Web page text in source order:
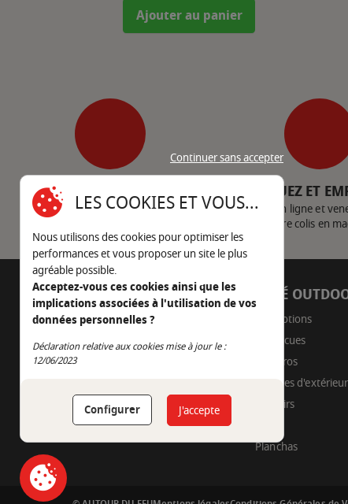
Ajouter au panier
SERVICE CLIENT
Nous contacter
CLIQUEZ ET
Achetez en ligne et
votre colis en
AUTOUR DU FEU
05 45 22 98 09
Nous envoyer un e-mail
CÔTÉ
Promotions
Barbecues
Braseros
Cuisines d'extérieur
Fumoirs
Planchas
Continuer sans accepter
LES COOKIES ET VOUS...
Nous utilisons des cookies pour optimiser les
performances et vous proposer un site le plus
agréable possible.
Acceptez-vous ces cookies ainsi que les
implications associées à l'utilisation de vos
données personnelles ?
Déclaration relative aux cookies mise à jour le :
12/06/2023
Configurer J'accepte